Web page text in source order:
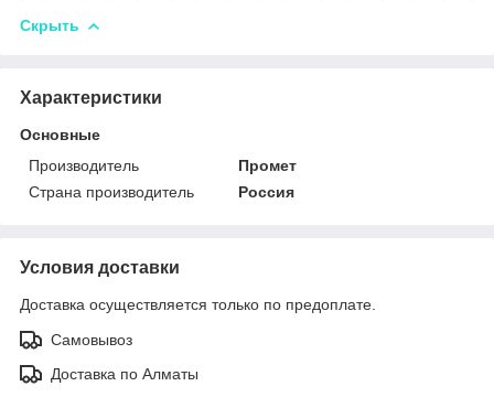
Скрыть
Характеристики
Основные
Производитель
Промет
Страна производитель
Россия
Условия доставки
Доставка осуществляется только по предоплате.
Самовывоз
Доставка по Алматы